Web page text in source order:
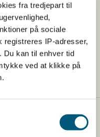
fra tredjepart til
på sociale
registreres IP-adresser,
Du kan til enhver tid
ved at klikke på
fra plastik anvendt
ekstra forsigtige
(DIDP, DBP, DINP,
for, at vi også
Læs mere om